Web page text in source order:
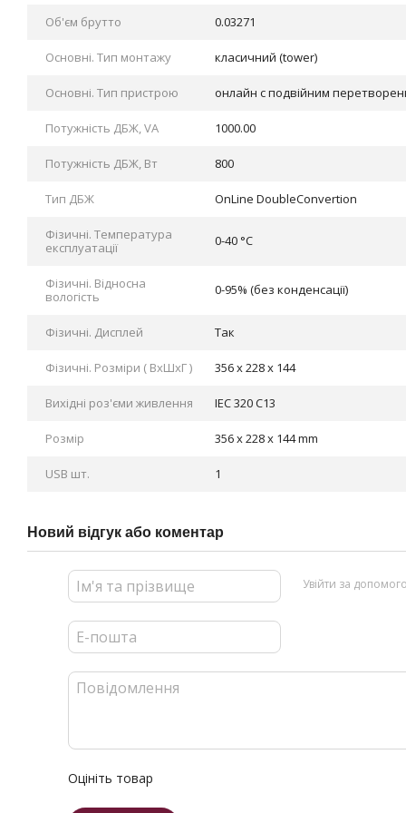
Об'єм брутто 0.03271
Основні. Тип монтажу класичний (tower)
Основні. Тип пристрою онлайн с подвійним
Потужність ДБЖ, VA 1000.00
Потужність ДБЖ, Вт 800
Тип ДБЖ OnLine DoubleConvertion
Фізичні. Tемпература
експлуатації
0-40 °C
Фізичні. Відносна
вологість
0-95% (без конденсації)
Фізичні. Дисплей Так
Фізичні. Розміри ( ВхШхГ ) 356 x 228 x 144
Вихідні роз'єми живлення IEC 320 C13
Розмір 356 x 228 x 144 mm
USB шт. 1
Новий відгук або коментар
Увійти за
Оцініть товар